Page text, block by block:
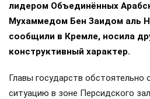
лидером Объединённых
Мухаммедом Бен Заидом аль
сообщили в Кремле, носила
конструктивный характер.
Главы государств обстоятельно
ситуацию в зоне Персидского